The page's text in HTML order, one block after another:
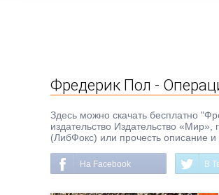
Фредерик Пол -
Здесь можно скачать бесплатно
издательство Издательство
(ЛибФокс) или прочесть описание и
На Facebook В